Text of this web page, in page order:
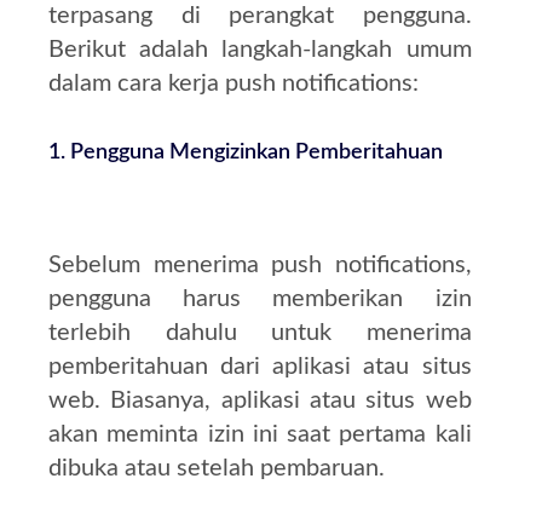
terpasang di perangkat pengguna.
Berikut adalah langkah-langkah umum
dalam cara kerja push notifications:
1. Pengguna Mengizinkan Pemberitahuan
Sebelum menerima push notifications,
pengguna harus memberikan izin
terlebih dahulu untuk menerima
pemberitahuan dari aplikasi atau situs
web. Biasanya, aplikasi atau situs web
akan meminta izin ini saat pertama kali
dibuka atau setelah pembaruan.